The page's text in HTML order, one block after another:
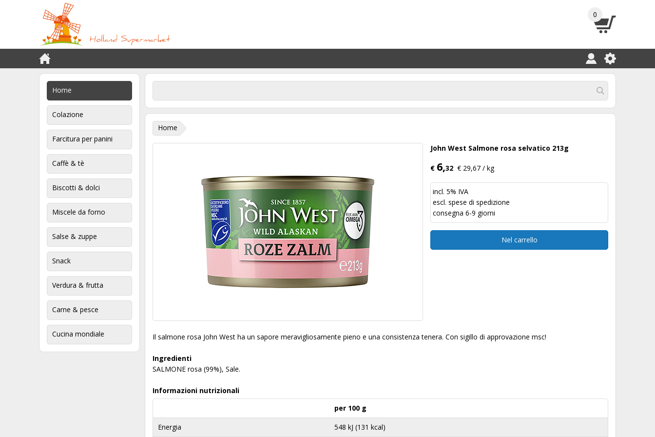
0
Home
Colazione
Farcitura per panini
Caffè & tè
Biscotti & dolci
Miscele da forno
Salse & zuppe
Snack
Verdura & frutta
Carne & pesce
Cucina mondiale
Home
John West Salmone rosa selvatico 213g
€ 6,32 € 29,67 / kg
incl. 5% IVA
escl. spese di spedizione
consegna 6-9 giorni
Nel carrello
Il salmone rosa John West ha un sapore meravigliosamente pieno e una consistenza tenera. Con sigillo di approvazione msc!
Ingredienti
SALMONE rosa (99%), Sale.
Informazioni nutrizionali
per 100 g
Energia 548 kJ (131 kcal)